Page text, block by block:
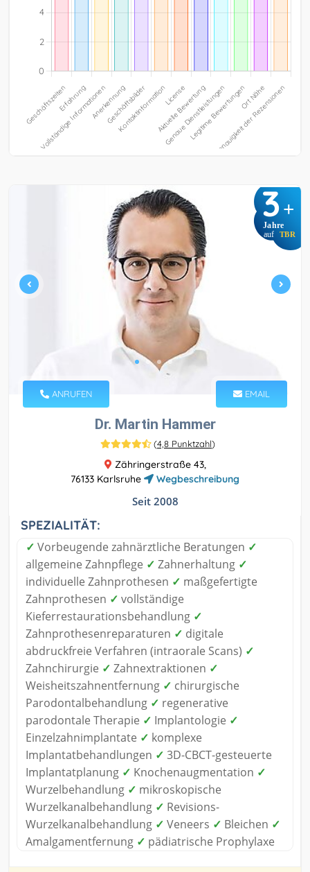
3+
Jahre
auf TBR
ANRUFEN EMAIL
Dr. Martin Hammer
(4,8 Punktzahl)
Zähringerstraße 43,
76133 Karlsruhe
Wegbeschreibung
Seit 2008
SPEZIALITÄT:
✓ Vorbeugende zahnärztliche Beratungen ✓
allgemeine Zahnpflege ✓ Zahnerhaltung ✓
individuelle Zahnprothesen ✓ maßgefertigte
Zahnprothesen ✓ vollständige
Kieferrestaurationsbehandlung ✓
Zahnprothesenreparaturen ✓ digitale
abdruckfreie Verfahren (intraorale Scans) ✓
Zahnchirurgie ✓ Zahnextraktionen ✓
Weisheitszahnentfernung ✓ chirurgische
Parodontalbehandlung ✓ regenerative
parodontale Therapie ✓ Implantologie ✓
Einzelzahnimplantate ✓ komplexe
Implantatbehandlungen ✓ 3D-CBCT-gesteuerte
Implantatplanung ✓ Knochenaugmentation ✓
Wurzelbehandlung ✓ mikroskopische
Wurzelkanalbehandlung ✓ Revisions-
Wurzelkanalbehandlung ✓ Veneers ✓ Bleichen ✓
Amalgamentfernung ✓ pädiatrische Prophylaxe